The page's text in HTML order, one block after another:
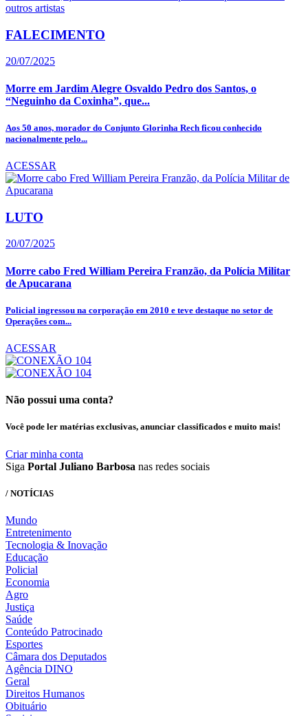
FALECIMENTO
20/07/2025
Morre em Jardim Alegre Osvaldo Pedro dos Santos, o
“Neguinho da Coxinha”, que...
Aos 50 anos, morador do Conjunto Glorinha Rech ficou conhecido
nacionalmente pelo...
ACESSAR
LUTO
20/07/2025
Morre cabo Fred William Pereira Franzão, da Polícia Militar
de Apucarana
Policial ingressou na corporação em 2010 e teve destaque no setor de
Operações com...
ACESSAR
Não possui uma conta?
Você pode ler matérias exclusivas, anunciar classificados e muito mais!
Criar minha conta
Siga Portal Juliano Barbosa nas redes sociais
/ NOTÍCIAS
Mundo
Entretenimento
Tecnologia & Inovação
Educação
Policial
Economia
Agro
Justiça
Saúde
Conteúdo Patrocinado
Esportes
Câmara dos Deputados
Agência DINO
Geral
Direitos Humanos
Obituário